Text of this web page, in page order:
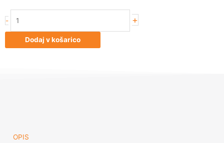
-
1140
3591
Sport
+
Dodaj v košarico
OPIS